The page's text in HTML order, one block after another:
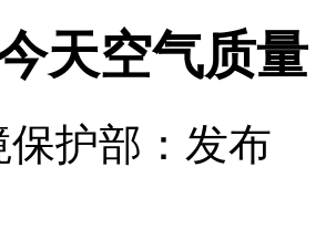
天空气质量
护部： 发布